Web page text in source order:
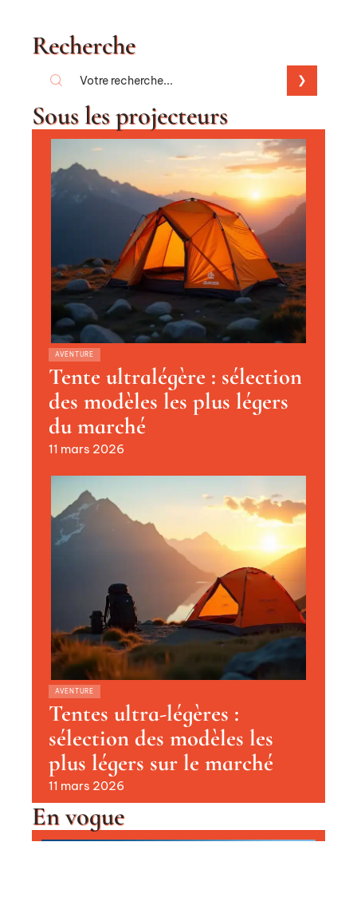
Recherche
Sous les projecteurs
AVENTURE
Tente ultralégère : sélection
des modèles les plus légers
du marché
11 mars 2026
AVENTURE
Tentes ultra-légères :
sélection des modèles les
plus légers sur le marché
11 mars 2026
En vogue